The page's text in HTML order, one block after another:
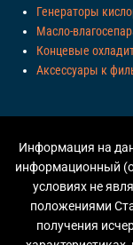
Генераторы
Масло-
Концевые
Аксессуары к
Информация на
информационный
условиях не
положениями
получения